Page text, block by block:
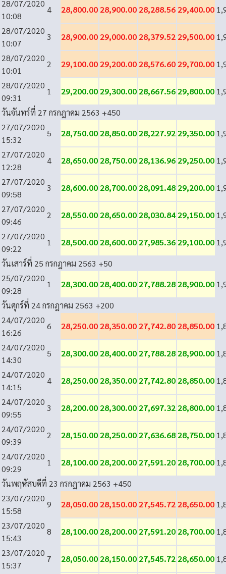
28/07/2020
10:08
4 28,800.00 28,900.00 28,288.56 29,400.00
28/07/2020
10:07
3 28,900.00 29,000.00 28,379.52 29,500.00
28/07/2020
10:01
2 29,100.00 29,200.00 28,576.60 29,700.00
28/07/2020
09:31
1 29,200.00 29,300.00 28,667.56 29,800.00
วันจันทร์ที่ 27 กรกฎาคม 2563 +450
27/07/2020
15:32
5 28,750.00 28,850.00 28,227.92 29,350.00
27/07/2020
12:28
4 28,650.00 28,750.00 28,136.96 29,250.00
27/07/2020
09:58
3 28,600.00 28,700.00 28,091.48 29,200.00
27/07/2020
09:46
2 28,550.00 28,650.00 28,030.84 29,150.00
27/07/2020
09:22
1 28,500.00 28,600.00 27,985.36 29,100.00
วันเสาร์ที่ 25 กรกฎาคม 2563 +50
25/07/2020
09:28
1 28,300.00 28,400.00 27,788.28 28,900.00
วันศุกร์ที่ 24 กรกฎาคม 2563 +200
24/07/2020
16:26
6 28,250.00 28,350.00 27,742.80 28,850.00
24/07/2020
14:30
5 28,300.00 28,400.00 27,788.28 28,900.00
24/07/2020
14:15
4 28,250.00 28,350.00 27,742.80 28,850.00
24/07/2020
09:55
3 28,200.00 28,300.00 27,697.32 28,800.00
24/07/2020
09:39
2 28,150.00 28,250.00 27,636.68 28,750.00
24/07/2020
09:29
1 28,100.00 28,200.00 27,591.20 28,700.00
วันพฤหัสบดีที่ 23 กรกฎาคม 2563 +450
23/07/2020
15:58
9 28,050.00 28,150.00 27,545.72 28,650.00
23/07/2020
15:43
8 28,100.00 28,200.00 27,591.20 28,700.00
23/07/2020
15:37
7 28,050.00 28,150.00 27,545.72 28,650.00